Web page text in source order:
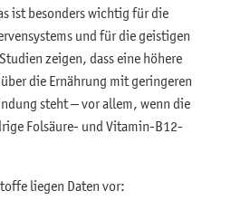
ist besonders wichtig für die
und für die geistigen
zeigen, dass eine höhere
die Ernährung mit geringeren
steht – vor allem, wenn die
Folsäure- und Vitamin-B12-
liegen Daten vor: